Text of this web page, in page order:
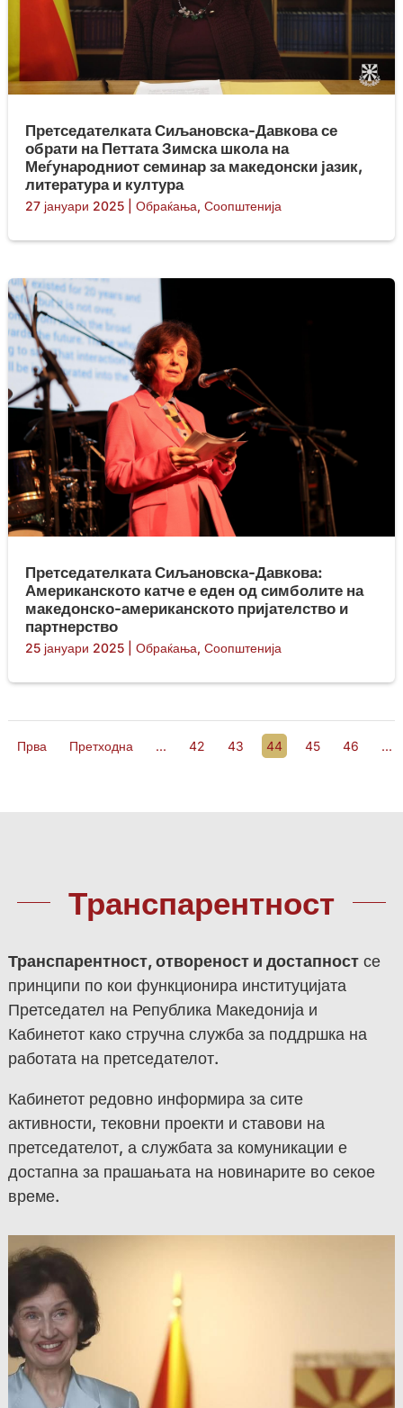
Претседателката Сиљановска-Давкова се
обрати на Петтата Зимска школа на
Меѓународниот семинар за македонски јазик,
литература и култура
27 јануари 2025| Обраќања, Соопштенија
Претседателката Сиљановска-Давкова:
Американското катче е еден од симболите на
македонско-американското пријателство и
партнерство
25 јануари 2025| Обраќања, Соопштенија
Прва Претходна ... 42 43 44 45 46 ...
Транспарентност
Транспарентност, отвореност и достапностсе
принципи по кои функционира институцијата
Претседател на Република Македонија и
Кабинетот како стручна служба за поддршка на
работата на претседателот.
Кабинетот редовно информира за сите
активности, тековни проекти и ставови на
претседателот, а службата за комуникации е
достапна за прашањата на новинарите во секое
време.